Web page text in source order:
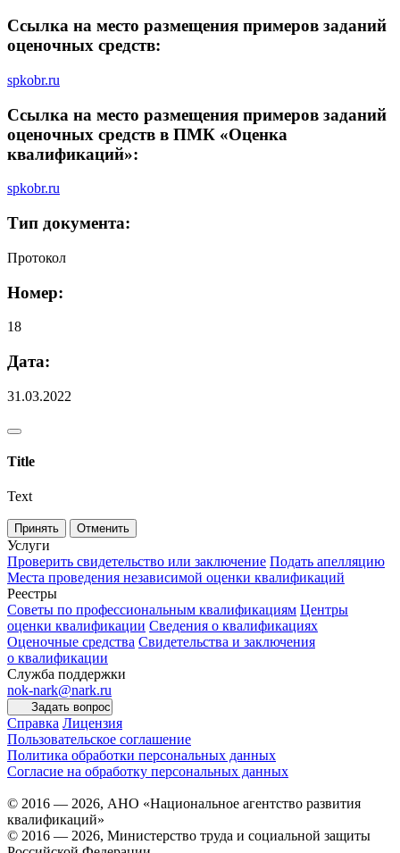
Ссылка на место размещения примеров заданий
оценочных средств:
spkobr.ru
Ссылка на место размещения примеров заданий
оценочных средств в ПМК «Оценка
квалификаций»:
spkobr.ru
Тип документа:
Протокол
Номер:
18
Дата:
31.03.2022
Title
Text
Принять Отменить
Услуги
Проверить свидетельство или заключение Подать апелляцию
Места проведения независимой оценки квалификаций
Реестры
Советы по профессиональным квалификациям Центры
оценки квалификации Сведения о квалификациях
Оценочные средства Свидетельства и заключения
о квалификации
Служба поддержки
nok-nark@nark.ru
Задать вопрос
Справка Лицензия
Пользовательское соглашение
Политика обработки персональных данных
Согласие на обработку персональных данных
© 2016 — 2026, АНО «Национальное агентство развития
квалификаций»
© 2016 — 2026, Министерство труда и социальной защиты